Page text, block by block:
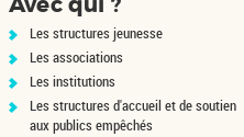
Les structures jeunesse
Les associations
Les institutions
Les structures d'accueil et de soutien
aux publics empêchés